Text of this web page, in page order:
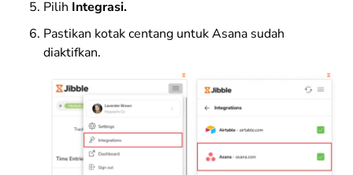
Pilih Integrasi.
Pastikan kotak centang untuk Asana sudah
diaktifkan.